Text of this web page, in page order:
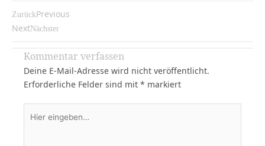
ZurückPrevious
NextNächster
Kommentar verfassen
Deine E-Mail-Adresse wird nicht veröffentlicht.
Erforderliche Felder sind mit * markiert
eingeben…